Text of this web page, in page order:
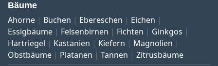
Bäume
Ahorne Buchen Ebereschen
Eichen
Essigbäume
Felsenbirnen Fichten
Ginkgos
Hartriegel
Kastanien Kiefern
Magnolien
Obstbäume
Platanen Tannen Zitrusbäume